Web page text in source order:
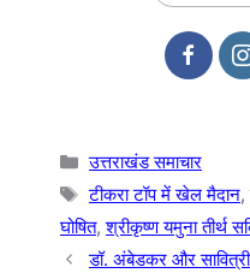
Categories
उत्तराखंड समाचार
Tags
टीकरा टॉप में खेल मैदान,
घोषित,श्रीकृष्ण यमुना तीर्थ
डॉ. अंबेडकर और